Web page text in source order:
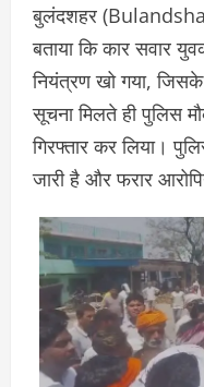
बुलंदशहर
बताया कि कार सवार
नियंत्रण खो गया,
सूचना मिलते ही पुलिस
गिरफ्तार कर लिया।
जारी है और फरार